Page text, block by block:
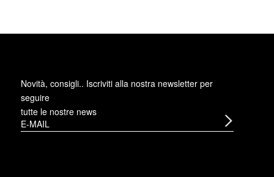
Novità, consigli.. Iscriviti alla nostra newsletter per
seguire
tutte le nostre news